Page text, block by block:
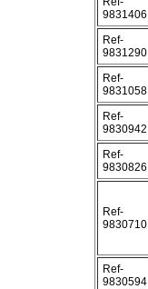
9831406
Ref-
9831290
Ref-
9831058
Ref-
9830942
Ref-
9830826
Ref-
9830710
Ref-
9830594